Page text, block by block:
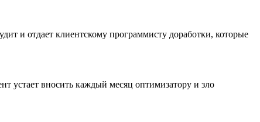
и отдает клиентскому программисту доработки, которые
устает вносить каждый месяц оптимизатору и зло